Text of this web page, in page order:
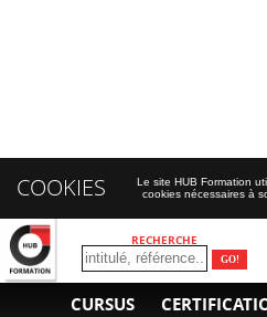
RECHERCHE
CURSUS
COOKIES
Le site HUB Formation
cookies nécessaires à